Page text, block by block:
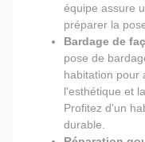
équipe assure
préparer la
Bardage de
pose de
habitation pour
l'esthétique et
Profitez d'un
durable.